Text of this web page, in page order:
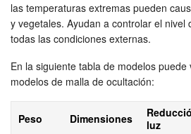
las temperaturas extremas pueden
y vegetales. Ayudan a controlar el nivel
todas las condiciones externas.
En la siguiente tabla de modelos
modelos de malla de ocultación:
Peso Dimensiones
luz